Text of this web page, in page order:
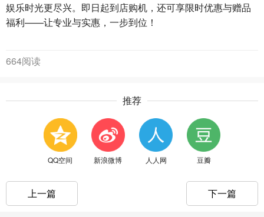
娱乐时光更尽兴。即日起到店购机，还可享限时优惠与赠品
福利——让专业与实惠，一步到位！
664阅读
推荐
QQ空间 新浪微博 人人网 豆瓣
上一篇 下一篇